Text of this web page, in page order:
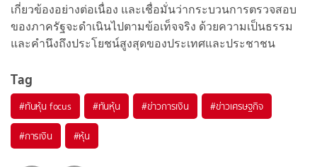
เกี่ยวข้องอย่างต่อเนื่อง และเชื่อมั่นว่ากระบวนการตรวจสอบ
ของภาครัฐจะดำเนินไปตามข้อเท็จจริง ด้วยความเป็นธรรม
และคำนึงถึงประโยชน์สูงสุดของประเทศและประชาชน
Tag
#ทันหุ้น focus #ทันหุ้น #ข่าวการเงิน #ข่าวเศรษฐกิจ
#การเงิน #หุ้น